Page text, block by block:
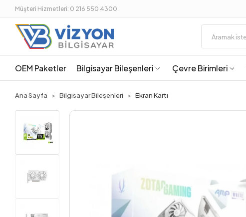
Müşteri Hizmetleri: 0 216 550 4300
OEM Paketler Bilgisayar Bileşenleri Çevre Birimleri
Ana Sayfa Bilgisayar Bileşenleri Ekran Kartı